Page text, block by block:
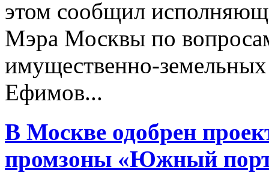
этом сообщил
Мэра Москвы по
имущественно-
Ефимов...
В Москве одобрен
промзоны «Южный